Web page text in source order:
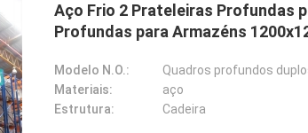
Aço Frio 2 Prateleiras Profundas
Profundas para Armazéns
Modelo N.O.:
Quadros profundos
Materiais:
aço
Estrutura:
Cadeira